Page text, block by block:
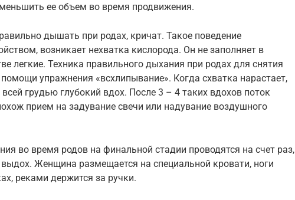
ее объем во время продвижения.
дышать при родах, кричат. Такое поведение
возникает нехватка кислорода. Он не заполняет в
легкие. Техника правильного дыхания при родах для снятия
упражнения «всхлипывание». Когда схватка нарастает,
грудью глубокий вдох. После 3 – 4 таких вдохов поток
прием на задувание свечи или надувание воздушного
во время родов на финальной стадии проводятся на счет раз,
Женщина размещается на специальной кровати, ноги
реками держится за ручки.